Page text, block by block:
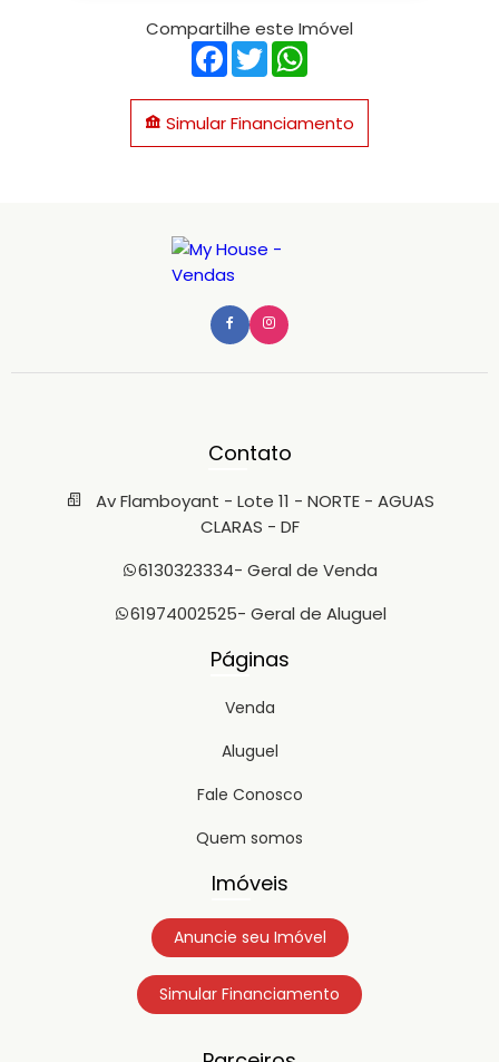
Compartilhe este Imóvel
Facebook
Twitter
Simular Financiamento
Contato
Av Flamboyant - Lote 11 - NORTE - AGUAS
CLARAS - DF
6130323334- Geral de Venda
61974002525- Geral de Aluguel
Páginas
Venda
Aluguel
Fale Conosco
Quem somos
Imóveis
Anuncie seu Imóvel
Simular Financiamento